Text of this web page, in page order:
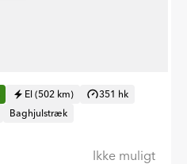
El (502 km)
351 hk
Baghjulstræk
Ikke muligt